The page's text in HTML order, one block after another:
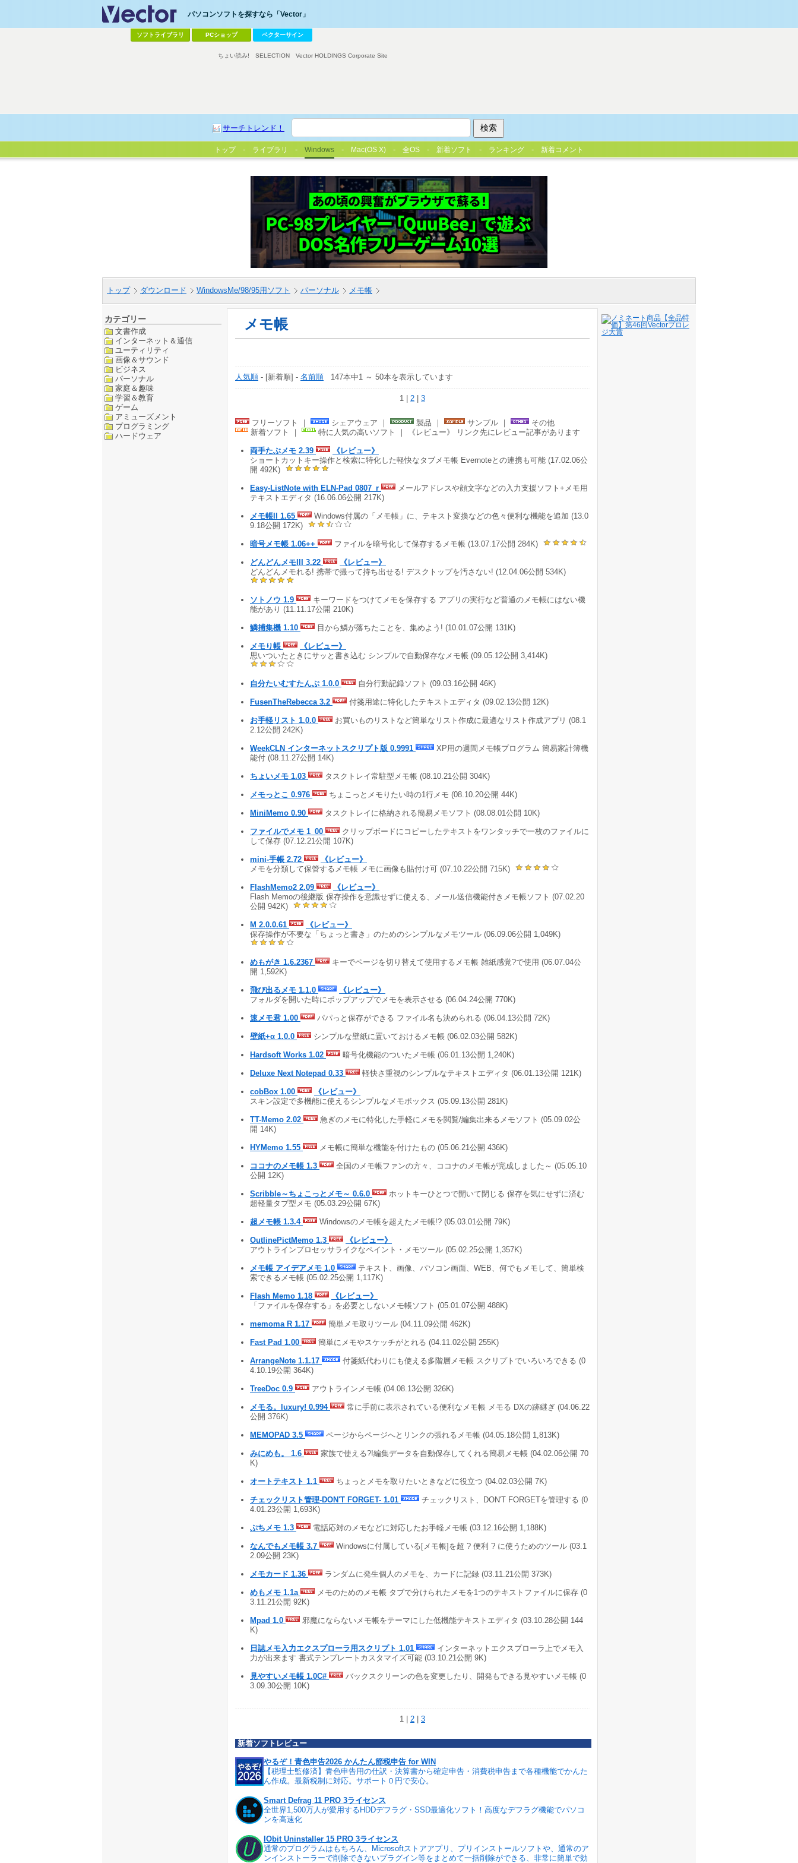
パソコンソフトを探すなら「Vector」
ソフトライブラリ PCショップ ベクターサイン
サーチトレンド！
ちょい読み! SELECTION Vector HOLDINGS Corporate Site
トップ ライブラリ Windows Mac(OS X) 全OS 新着ソフト ランキング 新着コメント
トップ ダウンロード WindowsMe/98/95用ソフト パーソナル メモ帳
カテゴリー
文書作成
インターネット＆通信
ユーティリティ
画像＆サウンド
ビジネス
パーソナル
家庭＆趣味
学習＆教育
ゲーム
アミューズメント
プログラミング
ハードウェア
メモ帳
人気順 - [新着順] - 名前順 147本中1 ～ 50本を表示しています
1 | 2 | 3
フリーソフト ｜ シェアウェア ｜ 製品 ｜ サンプル ｜
その他
新着ソフト ｜
特に人気の高いソフト ｜ 《レビュー》 リンク先にレビュー記事があります
両手たぶメモ 2.39
《レビュー》
ショートカットキー操作と検索に特化した軽快なタブメモ帳 Evernoteとの連携も可能 (17.02.06公
開 492K)
Easy-ListNote with ELN-Pad 0807_r
メールアドレスや顔文字などの入力支援ソフト+メモ用
テキストエディタ (16.06.06公開 217K)
メモ帳II 1.65
Windows付属の「メモ帳」に、テキスト変換などの色々便利な機能を追加 (13.0
9.18公開 172K)
暗号メモ帳 1.06++ ファイルを暗号化して保存するメモ帳 (13.07.17公開 284K)
どんどんメモIII 3.22
《レビュー》
どんどんメモれる! 携帯で撮って持ち出せる! デスクトップを汚さない! (12.04.06公開 534K)
ソトノウ 1.9
キーワードをつけてメモを保存する アプリの実行など普通のメモ帳にはない機
能があり (11.11.17公開 210K)
鱗捕集機 1.10 目から鱗が落ちたことを、集めよう! (10.01.07公開 131K)
メモり帳
《レビュー》
思いついたときにサッと書き込む シンプルで自動保存なメモ帳 (09.05.12公開 3,414K)
自分たいむすたんぷ 1.0.0 自分行動記録ソフト (09.03.16公開 46K)
FusenTheRebecca 3.2 付箋用途に特化したテキストエディタ (09.02.13公開 12K)
お手軽リスト 1.0.0
お買いものリストなど簡単なリスト作成に最適なリスト作成アプリ (08.1
2.12公開 242K)
WeekCLN インターネットスクリプト版 0.9991
XP用の週間メモ帳プログラム 簡易家計簿機
能付 (08.11.27公開 14K)
ちょいメモ 1.03 タスクトレイ常駐型メモ帳 (08.10.21公開 304K)
メモっとこ 0.976 ちょこっとメモりたい時の1行メモ (08.10.20公開 44K)
MiniMemo 0.90 タスクトレイに格納される簡易メモソフト (08.08.01公開 10K)
ファイルでメモ 1_00
クリップボードにコピーしたテキストをワンタッチで一枚のファイルに
して保存 (07.12.21公開 107K)
mini-手帳 2.72
《レビュー》
メモを分類して保管するメモ帳 メモに画像も貼付け可 (07.10.22公開 715K)
FlashMemo2 2.09
《レビュー》
Flash Memoの後継版 保存操作を意識せずに使える、メール送信機能付きメモ帳ソフト (07.02.20
公開 942K)
M 2.0.0.61
《レビュー》
保存操作が不要な「ちょっと書き」のためのシンプルなメモツール (06.09.06公開 1,049K)
めもがき 1.6.2367
キーでページを切り替えて使用するメモ帳 雑紙感覚?で使用 (06.07.04公
開 1,592K)
飛び出るメモ 1.1.0
《レビュー》
フォルダを開いた時にポップアップでメモを表示させる (06.04.24公開 770K)
速メモ君 1.00 パパっと保存ができる ファイル名も決められる (06.04.13公開 72K)
壁紙+α 1.0.0 シンプルな壁紙に置いておけるメモ帳 (06.02.03公開 582K)
Hardsoft Works 1.02 暗号化機能のついたメモ帳 (06.01.13公開 1,240K)
Deluxe Next Notepad 0.33 軽快さ重視のシンプルなテキストエディタ (06.01.13公開 121K)
cobBox 1.00
《レビュー》
スキン設定で多機能に使えるシンプルなメモボックス (05.09.13公開 281K)
TT-Memo 2.02
急ぎのメモに特化した手軽にメモを閲覧/編集出来るメモソフト (05.09.02公
開 14K)
HYMemo 1.55 メモ帳に簡単な機能を付けたもの (05.06.21公開 436K)
ココナのメモ帳 1.3
全国のメモ帳ファンの方々、ココナのメモ帳が完成しました～ (05.05.10
公開 12K)
Scribble～ちょこっとメモ～ 0.6.0
ホットキーひとつで開いて閉じる 保存を気にせずに済む
超軽量タブ型メモ (05.03.29公開 67K)
超メモ帳 1.3.4 Windowsのメモ帳を超えたメモ帳!? (05.03.01公開 79K)
OutlinePictMemo 1.3
《レビュー》
アウトラインプロセッサライクなペイント・メモツール (05.02.25公開 1,357K)
メモ帳 アイデアメモ 1.0
テキスト、画像、パソコン画面、WEB、何でもメモして、簡単検
索できるメモ帳 (05.02.25公開 1,117K)
Flash Memo 1.18
《レビュー》
「ファイルを保存する」を必要としないメモ帳ソフト (05.01.07公開 488K)
memoma R 1.17 簡単メモ取りツール (04.11.09公開 462K)
Fast Pad 1.00 簡単にメモやスケッチがとれる (04.11.02公開 255K)
ArrangeNote 1.1.17
付箋紙代わりにも使える多階層メモ帳 スクリプトでいろいろできる (0
4.10.19公開 364K)
TreeDoc 0.9 アウトラインメモ帳 (04.08.13公開 326K)
メモる。luxury! 0.994
常に手前に表示されている便利なメモ帳 メモる DXの跡継ぎ (04.06.22
公開 376K)
MEMOPAD 3.5 ページからページへとリンクの張れるメモ帳 (04.05.18公開 1,813K)
みにめも。 1.6
家族で使える?!編集データを自動保存してくれる簡易メモ帳 (04.02.06公開 70
K)
オートテキスト 1.1 ちょっとメモを取りたいときなどに役立つ (04.02.03公開 7K)
チェックリスト管理-DON'T FORGET- 1.01
チェックリスト、DON'T FORGETを管理する (0
4.01.23公開 1,693K)
ぷちメモ 1.3 電話応対のメモなどに対応したお手軽メモ帳 (03.12.16公開 1,188K)
なんでもメモ帳 3.7
Windowsに付属している[メモ帳]を超 ? 便利 ? に使うためのツール (03.1
2.09公開 23K)
メモカード 1.36 ランダムに発生個人のメモを、カードに記録 (03.11.21公開 373K)
めもメモ 1.1a
メモのためのメモ帳 タブで分けられたメモを1つのテキストファイルに保存 (0
3.11.21公開 92K)
Mpad 1.0
邪魔にならないメモ帳をテーマにした低機能テキストエディタ (03.10.28公開 144
K)
日誌メモ入力エクスプローラ用スクリプト 1.01
インターネットエクスプローラ上でメモ入
力が出来ます 書式テンプレートカスタマイズ可能 (03.10.21公開 9K)
見やすいメモ帳 1.0C#
バックスクリーンの色を変更したり、開発もできる見やすいメモ帳 (0
3.09.30公開 10K)
1 | 2 | 3
新着ソフトレビュー
やるぞ！青色申告2026 かんたん節税申告 for WIN
【税理士監修済】青色申告用の仕訳・決算書から確定申告・消費税申告まで各種機能でかんた
ん作成。最新税制に対応。サポート０円で安心。
Smart Defrag 11 PRO 3ライセンス
全世界1,500万人が愛用するHDDデフラグ・SSD最適化ソフト！高度なデフラグ機能でパソコ
ンを高速化
IObit Uninstaller 15 PRO 3ライセンス
通常のプログラムはもちろん、Microsoftストアアプリ、プリインストールソフトや、通常のア
ンインストーラーで削除できないプラグイン等をまとめて一括削除ができる、非常に簡単で効